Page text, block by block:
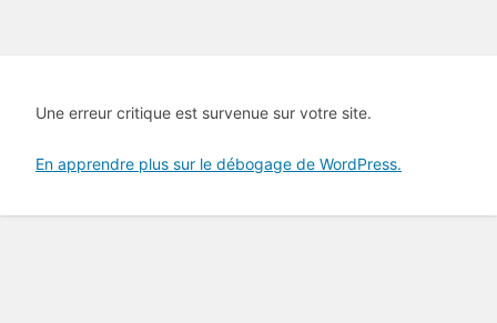
Une erreur critique est survenue sur votre site.
En apprendre plus sur le débogage de WordPress.